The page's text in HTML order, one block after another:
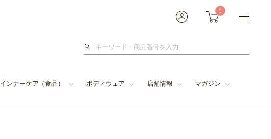
0
検
インナーケア（食品） ボディウェア 店舗情報 マガジン